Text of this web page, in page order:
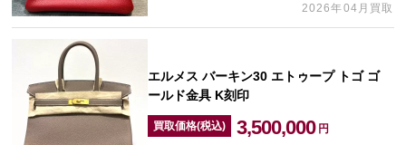
2026年04月買取
エルメス バーキン30 エトゥープ トゴ ゴ
ールド金具 K刻印
買取価格(税込) 3,500,000 円